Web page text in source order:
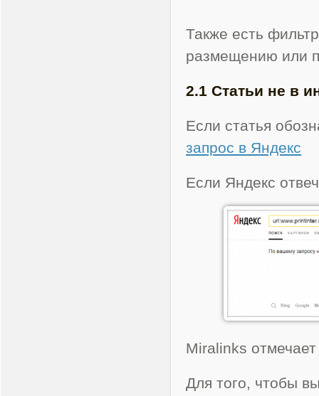
Также есть
размещению или
2.1 Статьи не в
Если статья
запрос в Яндекс
Если Яндекс
Miralinks
Для того, чтобы